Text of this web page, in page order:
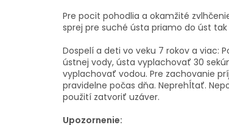
Pre pocit pohodlia a okamžité
sprej pre suché ústa priamo do úst
Dospelí a deti vo veku 7 rokov a viac:
ústnej vody, ústa vyplachovať 30
vyplachovať vodou. Pre zachovanie
pravidelne počas dňa. Neprehĺtať.
použití zatvoriť uzáver.
Upozornenie: